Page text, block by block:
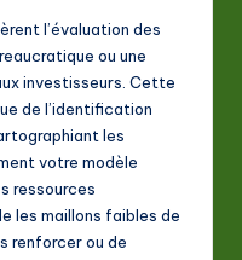
l’évaluation des
ou une
investisseurs. Cette
de l’identification
les
votre modèle
ressources
les maillons faibles de
renforcer ou de